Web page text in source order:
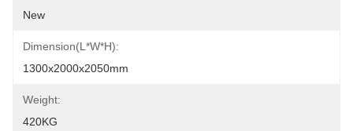
New
Dimension(L*W*H):
1300x2000x2050mm
Weight:
420KG